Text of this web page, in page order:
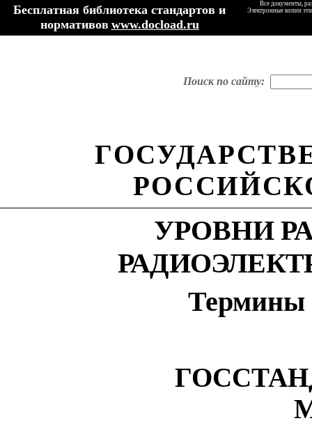
Бесплатная библиотека стандартов и
нормативов www.docload.ru
Все документы,
Электронные копии
Поиск по сайту:
УРОВНИ
Термины